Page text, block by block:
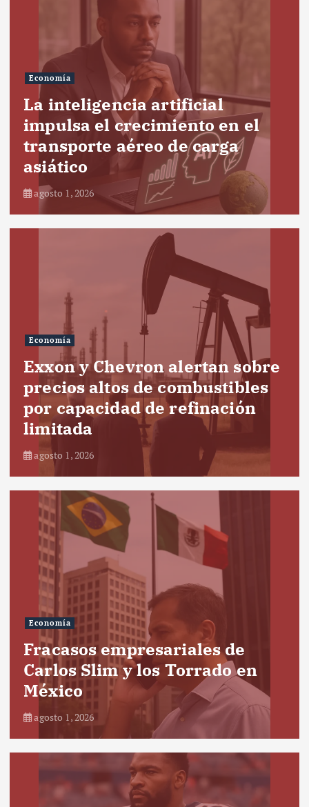
Economía
La inteligencia artificial
impulsa el crecimiento en el
transporte aéreo de carga
asiático
agosto 1, 2026
Economía
Exxon y Chevron alertan sobre
precios altos de combustibles
por capacidad de refinación
limitada
agosto 1, 2026
Economía
Fracasos empresariales de
Carlos Slim y los Torrado en
México
agosto 1, 2026